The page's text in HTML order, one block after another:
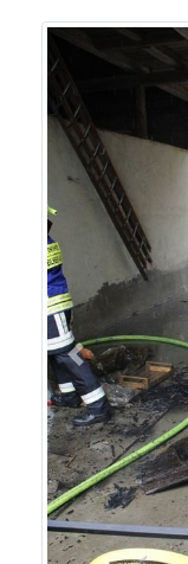
Previous